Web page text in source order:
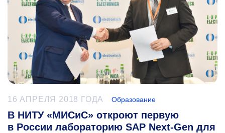
16 АПРЕЛЯ 2018 ГОДА Образование
В НИТУ «МИСиС» откроют первую
в России лабораторию SAP Next-Gen для